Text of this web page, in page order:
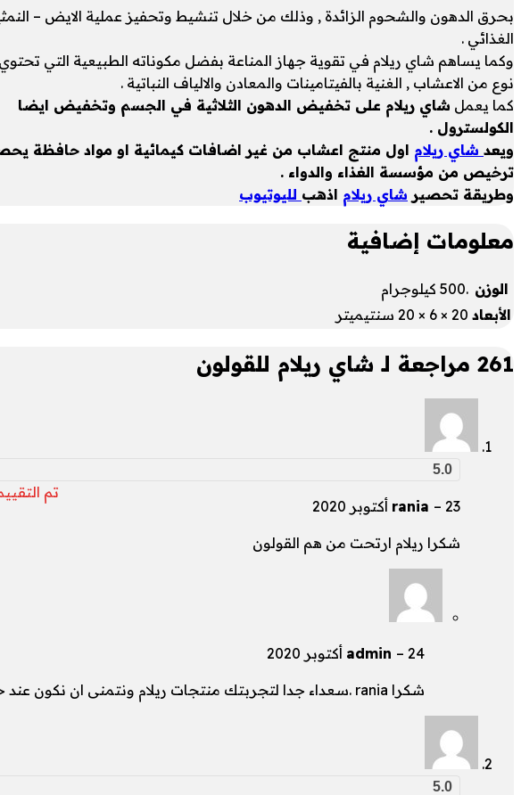
بحرق الدهون والشحوم الزائدة , وذلك من خلال تنشيط وتحفيز عملية الايض –
الغذائي .
نوع من الاعشاب , الغنية بالفيتامينات والمعادن والالياف النباتية .
كما يعمل شاي ريلام على تخفيض الدهون الثلاثية في الجسم وتخفيض ايضا
الكولسترول .
ويعد شاي ريلام اول منتج اعشاب من غير اضافات كيمائية او مواد حافظة
ترخيص من مؤسسة الغذاء والدواء .
وطريقة تحصير شاي ريلام اذهب لليوتيوب
معلومات إضافية
الوزن .500 كيلوجرام
الأبعاد 20 × 6 × 20 سنتيميتر
261 مراجعة لـ شاي ريلام للقولون
5.0
تم
rania – 23 أكتوبر 2020
شكرا ريلام ارتحت من هم القولون
admin – 24 أكتوبر 2020
شكرا rania .سعداء جدا لتجربتك منتجات ريلام ونتمنى ان نكون عند حسن ظنكم .
5.0